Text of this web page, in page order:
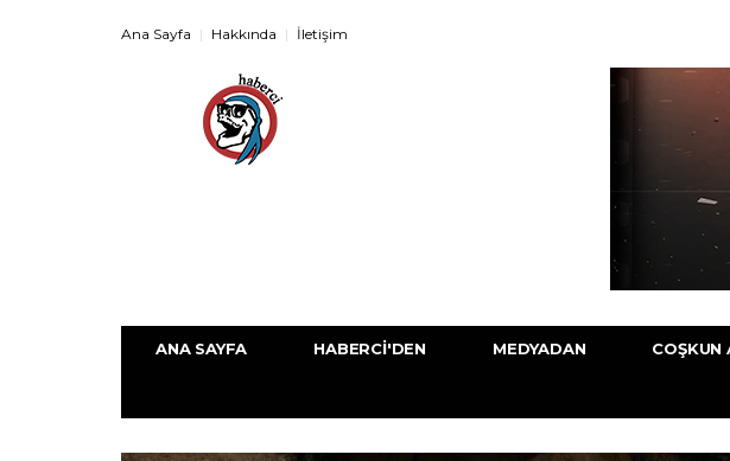
Ana Sayfa Hakkında İletişim
ANA SAYFA HABERCI'DEN MEDYADAN COŞKUN